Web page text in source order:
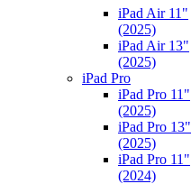
iPad Air 11"
(2025)
iPad Air 13"
(2025)
iPad Pro
iPad Pro 11"
(2025)
iPad Pro 13"
(2025)
iPad Pro 11"
(2024)